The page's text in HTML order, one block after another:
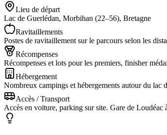
Lieu de départ
Lac de Guerlédan, Morbihan (22–56), Bretagne
Ravitaillements
Postes de ravitaillement sur le parcours selon les
Récompenses
Récompenses et lots pour les premiers, finisher
Hébergement
Nombreux campings et hébergements autour du lac
Accès / Transport
Accès en voiture, parking sur site. Gare de Loudéac